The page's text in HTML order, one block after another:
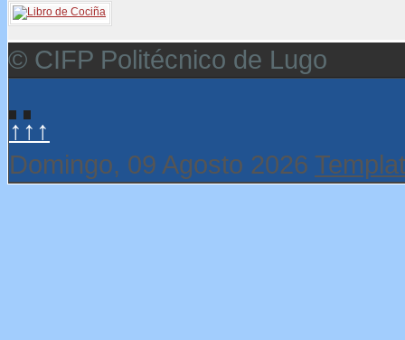
© CIFP Politécnico de Lugo
↑↑↑
Domingo, 09 Agosto 2026